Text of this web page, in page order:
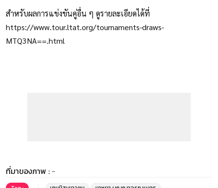
สำหรับผลการแข่งขันคู่อื่น ๆ ดูรายละเอียดได้ที่
https://www.tour.ltat.org/tournaments-draws-
MTQ3NA==.html
ที่มาของภาพ : -